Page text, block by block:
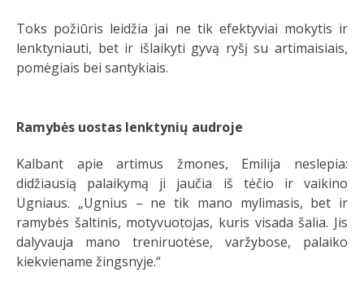
Toks požiūris leidžia jai ne tik efektyviai mokytis ir
lenktyniauti, bet ir išlaikyti gyvą ryšį su artimaisiais,
pomėgiais bei santykiais.
Ramybės uostas lenktynių audroje
Kalbant apie artimus žmones, Emilija neslepia:
didžiausią palaikymą ji jaučia iš tėčio ir vaikino
Ugniaus. „Ugnius – ne tik mano mylimasis, bet ir
ramybės šaltinis, motyvuotojas, kuris visada šalia. Jis
dalyvauja mano treniruotėse, varžybose, palaiko
kiekviename žingsnyje.“